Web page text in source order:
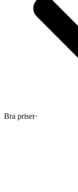
Bra priser·